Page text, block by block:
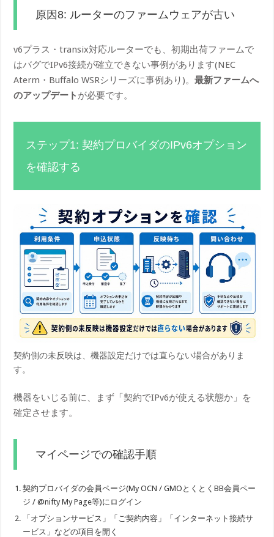
原因8: ルーターのファームウェアが古い
v6プラス・transix対応ルーターでも、初期出荷ファームで
はバグでIPv6接続が確立できない事例があります(NEC
Aterm・Buffalo WSRシリーズに事例あり)。最新ファームへ
のアップデート が必要です。
ステップ1: 契約プロバイダのIPv6オプション
を確認する
契約側の未反映は、機器設定だけでは直らない場合がありま
す。
機器をいじる前に、まず「契約でIPv6が使える状態か」を
確定させます。
マイページでの確認手順
契約プロバイダの会員ページ(My OCN / GMOとくとくBB会員ペー
ジ / @nifty My Page等)にログイン
「オプションサービス」「ご契約内容」「インターネット接続サ
ービス」などの項目を開く